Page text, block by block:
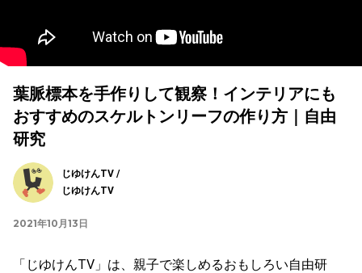
葉脈標本を手作りして観察！インテリアにも
おすすめのスケルトンリーフの作り方｜自由
研究
じゆけんTV /
じゆけんTV
2021年10月13日
「じゆけんTV」は、親子で楽しめるおもしろい自由研